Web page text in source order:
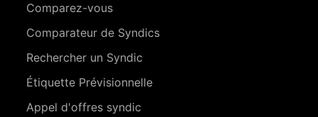
Comparez-vous
Comparateur de Syndics
Rechercher un Syndic
Étiquette Prévisionnelle
Appel d'offres syndic